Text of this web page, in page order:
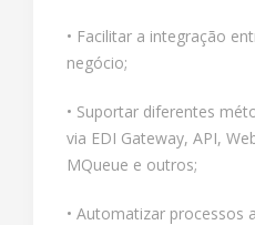
• Facilitar a integração
negócio;
• Suportar diferentes
via EDI Gateway, API,
MQueue e outros;
• Automatizar processos